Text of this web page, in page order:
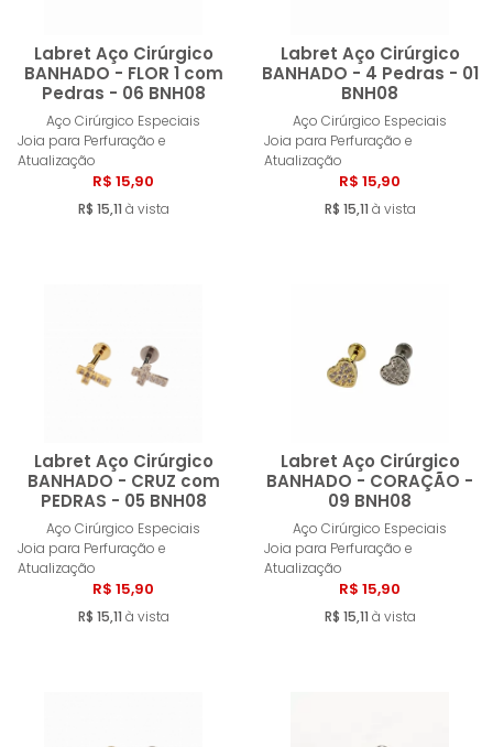
Labret Aço Cirúrgico
BANHADO - FLOR 1 com
Pedras - 06 BNH08
Aço Cirúrgico Especiais
Joia para Perfuração e
Atualização
R$ 15,90
R$ 15,11 à vista
Comprar
Labret Aço Cirúrgico
BANHADO - 4 Pedras - 01
BNH08
Aço Cirúrgico Especiais
Joia para Perfuração e
Atualização
R$ 15,90
R$ 15,11 à vista
Labret Aço Cirúrgico
BANHADO - CRUZ com
PEDRAS - 05 BNH08
Aço Cirúrgico Especiais
Joia para Perfuração e
Atualização
R$ 15,90
R$ 15,11 à vista
Comprar
Labret Aço Cirúrgico
BANHADO - CORAÇÃO -
09 BNH08
Aço Cirúrgico Especiais
Joia para Perfuração e
Atualização
R$ 15,90
R$ 15,11 à vista